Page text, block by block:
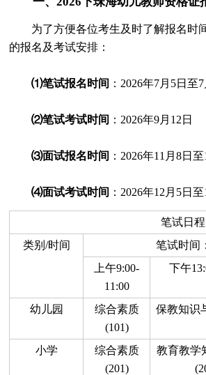
为了方便各位考生及时了解报名时
的报名及考试安排：
⑴笔试报名时间 ：2026年7月5日至7
⑵笔试考试时间 ：2026年9月12日
⑶面试报名时间 ：2026年11月8日
⑷面试考试时间 ：2026年12月5日至
笔试日程
类别/时间
笔试时间
上午9:00-
11:00
下午
幼儿园
综合素质
(101)
保教知识
小学
综合素质
(201)
教育教学